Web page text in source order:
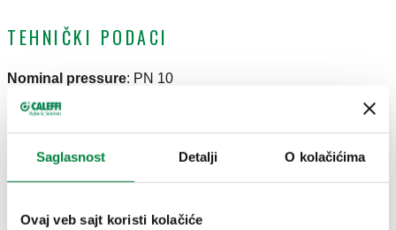
Saglasnost Detalji O kolačićima
Ovaj veb sajt koristi kolačiće
TEHNIČKI PODACI
Nominal pressure: PN 10
Maximum discharge rating
Medium temperature range
CERTIFIKATI